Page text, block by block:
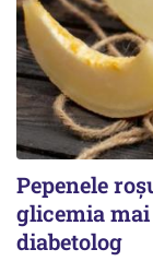
Pepenele
glicemia mai
diabetolog